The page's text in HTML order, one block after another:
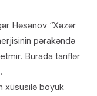
Həsənov “Xəzər
pərakəndə
Burada tariflər
xüsusilə böyük